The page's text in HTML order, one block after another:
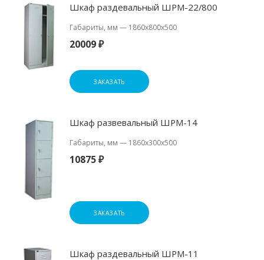
Шкаф раздевальный ШРМ-22/800
Габариты, мм — 1860x800x500
20009 ₽
ЗАКАЗАТЬ
Шкаф развевальный ШРМ-14
Габариты, мм — 1860x300x500
10875 ₽
ЗАКАЗАТЬ
Шкаф раздевальный ШРМ-11